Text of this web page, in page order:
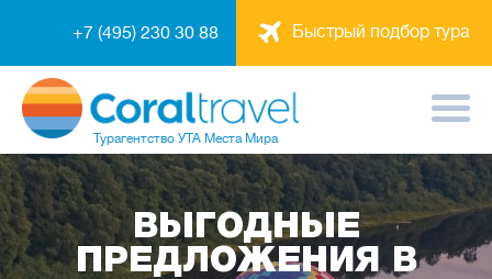
Быстрый подбор тура
+7 (495) 230 30 88
Турагентство УТА Места Мира
ВЫГОДНЫЕ
ПРЕДЛОЖЕНИЯ В